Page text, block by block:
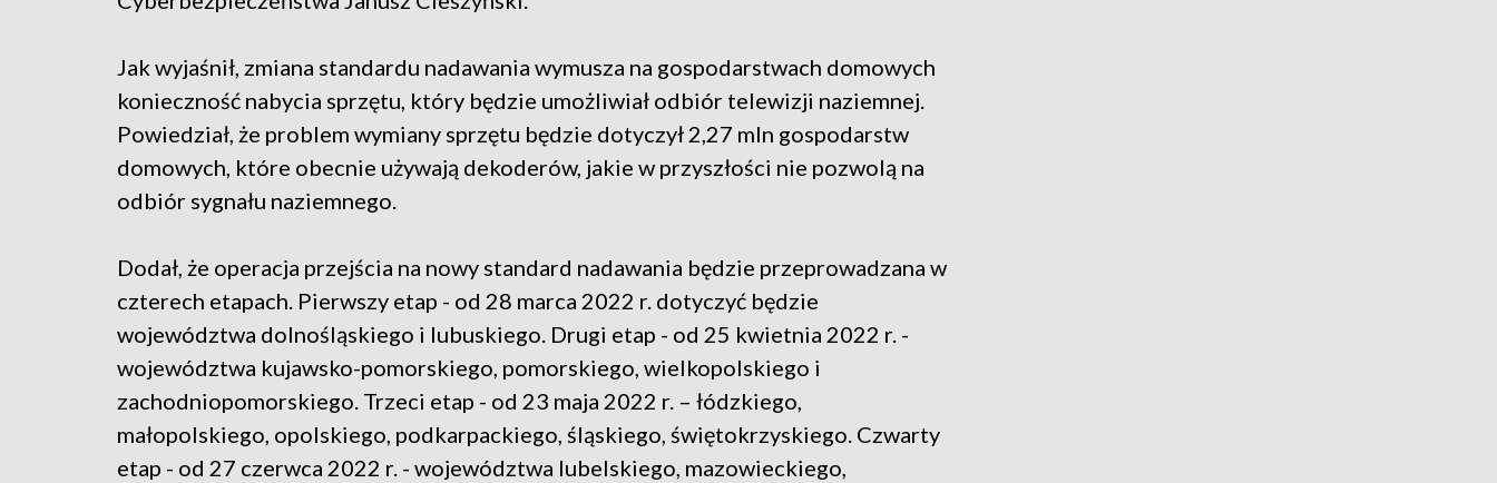
Jak wyjaśnił, zmiana standardu nadawania wymusza na gospodarstwach domowych
konieczność nabycia sprzętu, który będzie umożliwiał odbiór telewizji naziemnej.
Powiedział, że problem wymiany sprzętu będzie dotyczył 2,27 mln gospodarstw
domowych, które obecnie używają dekoderów, jakie w przyszłości nie pozwolą na
odbiór sygnału naziemnego.
Dodał, że operacja przejścia na nowy standard nadawania będzie przeprowadzana w
czterech etapach. Pierwszy etap - od 28 marca 2022 r. dotyczyć będzie
województwa dolnośląskiego i lubuskiego. Drugi etap - od 25 kwietnia 2022 r. -
województwa kujawsko-pomorskiego, pomorskiego, wielkopolskiego i
zachodniopomorskiego. Trzeci etap - od 23 maja 2022 r. – łódzkiego,
małopolskiego, opolskiego, podkarpackiego, śląskiego, świętokrzyskiego. Czwarty
etap - od 27 czerwca 2022 r. - województwa lubelskiego, mazowieckiego,